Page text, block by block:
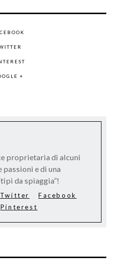
+
proprietaria di alcuni
e di una
da spiaggia”!
Twitter
Facebook
Pinterest